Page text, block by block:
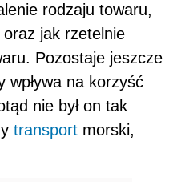
rodzaju towaru,
oraz jak rzetelnie
Pozostaje jeszcze
wpływa na korzyść
nie był on tak
transport morski,